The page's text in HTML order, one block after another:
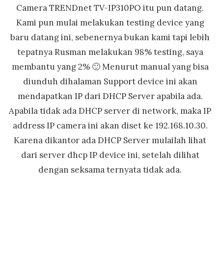
Camera TRENDnet TV-IP310PO itu pun datang.
Kami pun mulai melakukan testing device yang
baru datang ini, sebenernya bukan kami tapi lebih
tepatnya Rusman melakukan 98% testing, saya
membantu yang 2% 🙂 Menurut manual yang bisa
diunduh dihalaman Support device ini akan
mendapatkan IP dari DHCP Server apabila ada.
Apabila tidak ada DHCP server di network, maka IP
address IP camera ini akan diset ke 192.168.10.30.
Karena dikantor ada DHCP Server mulailah lihat
dari server dhcp IP device ini, setelah dilihat
dengan seksama ternyata tidak ada.